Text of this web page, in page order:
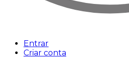
Entrar
Criar conta